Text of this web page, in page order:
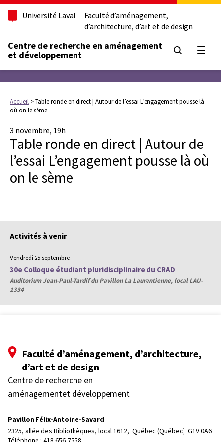
Université Laval
Faculté d’aménagement,
d’architecture, d’art et de design
Centre de recherche en aménagement
et développement
Accueil >Table ronde en direct | Autour de l’essai L’engagement pousse là
où on le sème
3 novembre, 19h
Table ronde en direct | Autour de
l’essai L’engagement pousse là où
on le sème
Activités à venir
Vendredi 25 septembre
30e Colloque étudiant pluridisciplinaire du CRAD
Auditorium Jean-Paul-Tardif du Pavillon La Laurentienne, local LAU-
1334
Faculté d’aménagement, d’architecture,
d’art et de design
Centre de recherche en
aménagementet développement
Pavillon Félix-Antoine-Savard
2325, allée des Bibliothèques, local 1612, Québec (Québec)  G1V 0A6
Téléphone : 418 656-7558